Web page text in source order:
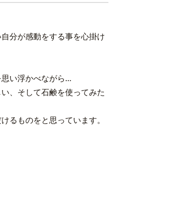
分が感動をする事を心掛け
い浮かべながら…
、そして石鹸を使ってみた
るものをと思っています。